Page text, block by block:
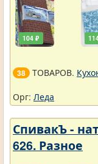
104 ₽
38 ТОВАРОВ.
Орг: Леда
СпивакЪ -
626. Разное